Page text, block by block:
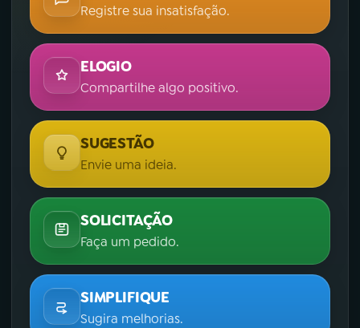
Registre sua insatisfação.
ELOGIO
Compartilhe algo positivo.
SUGESTÃO
Envie uma ideia.
SOLICITAÇÃO
Faça um pedido.
SIMPLIFIQUE
Sugira melhorias.